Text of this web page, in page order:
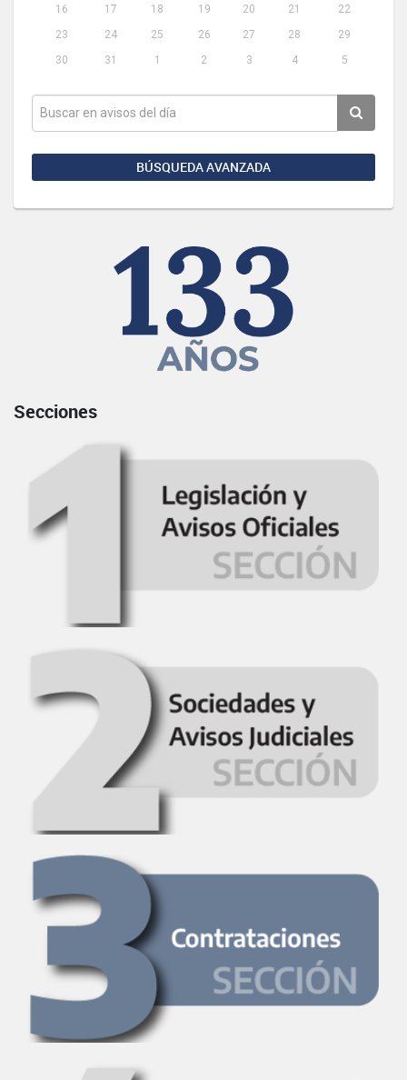
16
17 18 19 20 21
22
23
24 25 26 27 28
29
30
31 1 2 3 4 5
BÚSQUEDA AVANZADA
Secciones